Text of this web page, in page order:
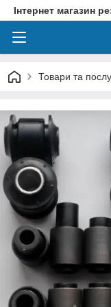
Інтернет магазин
Товари та